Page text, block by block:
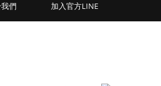
們 加入官方LINE